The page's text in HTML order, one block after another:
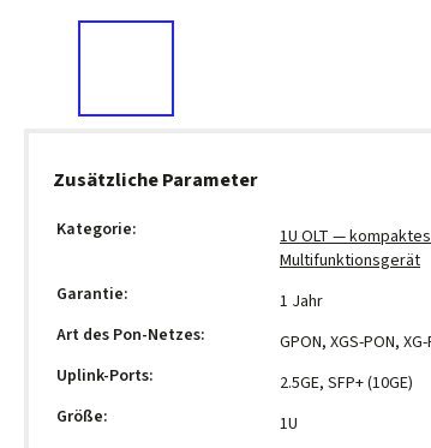
Zusätzliche Parameter
Kategorie:
1U OLT — kompaktes
Multifunktionsgerät
Garantie:
1 Jahr
Art des Pon-Netzes:
GPON, XGS-PON,
Uplink-Ports:
2.5GE, SFP+ (10GE)
Größe: 1U